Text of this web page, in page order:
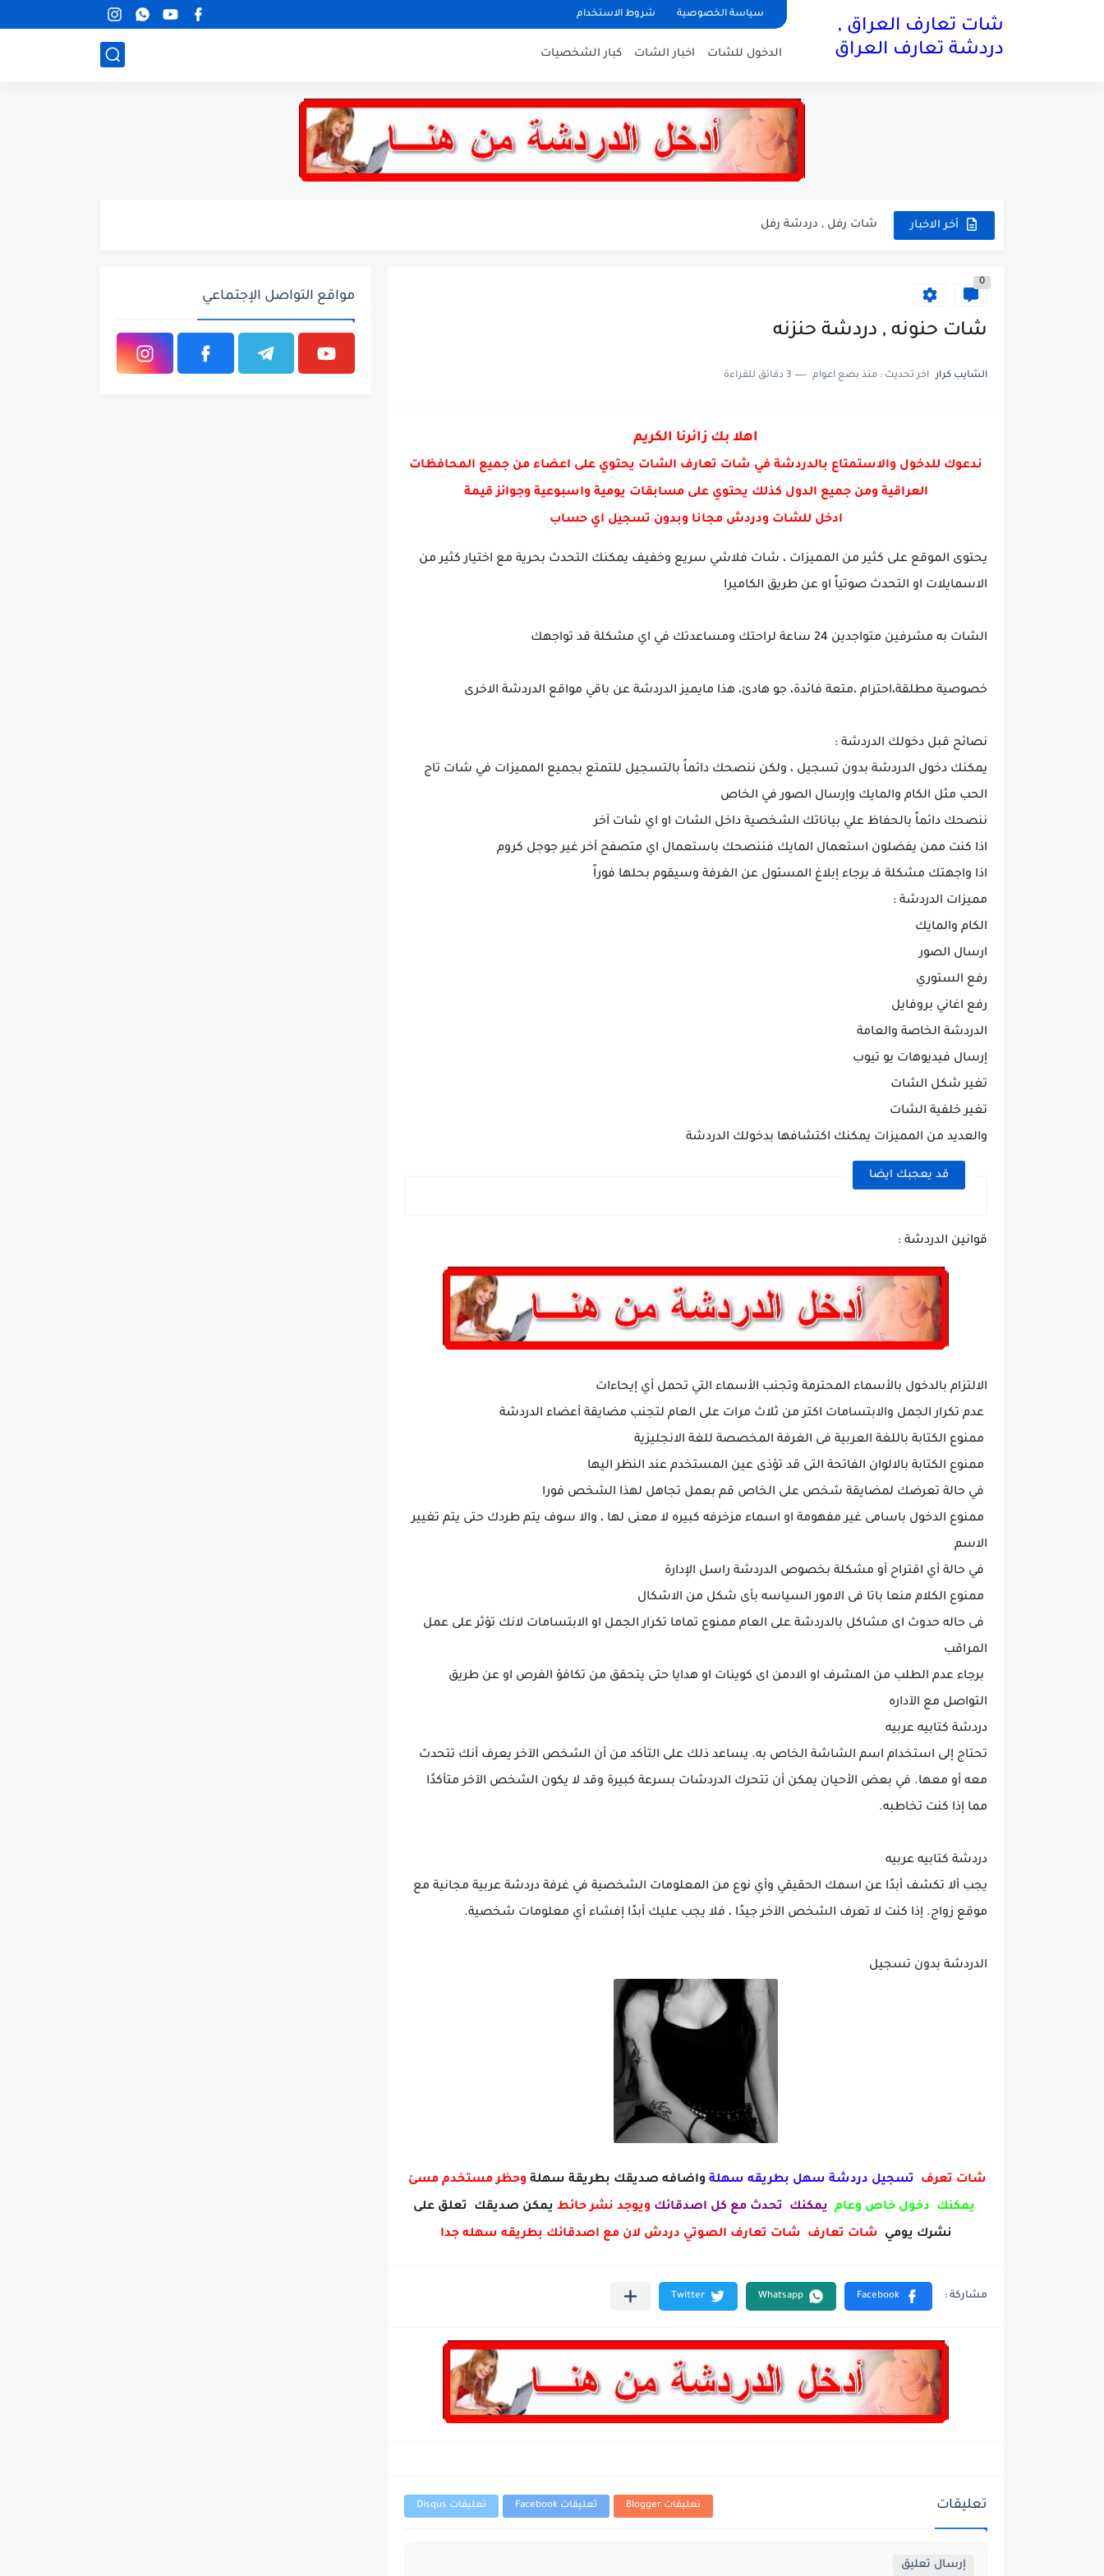
سياسة الخصوصية شروط الاستخدام
شات تعارف العراق ,
دردشة تعارف العراق
الدخول للشات اخبار الشات كبار الشخصيات
أخر الاخبار
شات بنات ستايل , دردشة بنات ستايل
شات رفل , دردشة رفل
شات ساره , دردشة ساره
شات رفيف دردشة رفيف
0
شات حنونه , دردشة حنزنه
الشايب كرار اخر تحديث : منذ بضع اعوام 3 دقائق للقراءة
اهلا بك زائرنا الكريم
ندعوك للدخول والاستمتاع بالدردشة في شات تعارف الشات يحتوي على اعضاء من جميع المحافظات
العراقية ومن جميع الدول كذلك يحتوي على مسابقات يومية واسبوعية وجوائز قيمة
ادخل للشات ودردش مجانا وبدون تسجيل اي حساب
يحتوى الموقع على كثير من المميزات ، شات فلاشي سريع وخفيف يمكنك التحدث بحرية مع اختيار كثير من
الاسمايلات او التحدث صوتياً او عن طريق الكاميرا
الشات به مشرفين متواجدين 24 ساعة لراحتك ومساعدتك في اي مشكلة قد تواجهك
خصوصية مطلقة،احترام ،متعة فائدة، جو هادئ، هذا مايميز الدردشة عن باقي مواقع الدردشة الاخرى
نصائح قبل دخولك الدردشة :
يمكنك دخول الدردشة بدون تسجيل ، ولكن ننصحك دائماً بالتسجيل للتمتع بجميع المميزات في شات تاج
الحب مثل الكام والمايك وإرسال الصور في الخاص
ننصحك دائماً بالحفاظ علي بياناتك الشخصية داخل الشات او اي شات آخر
اذا كنت ممن يفضلون استعمال المايك فننصحك باستعمال اي متصفح آخر غير جوجل كروم
اذا واجهتك مشكلة فـ برجاء إبلاغ المسئول عن الغرفة وسيقوم بحلها فوراً
مميزات الدردشة :
الكام والمايك
ارسال الصور
رفع الستوري
رفع اغاني بروفايل
الدردشة الخاصة والعامة
إرسال فيديوهات يو تيوب
تغير شكل الشات
تغير خلفية الشات
والعديد من المميزات يمكنك اكتشافها بدخولك الدردشة
قد يعجبك ايضا
قوانين الدردشة :
الالتزام بالدخول بالأسماء المحترمة وتجنب الأسماء التي تحمل أي إيحاءات
عدم تكرار الجمل والابتسامات اكتر من ثلاث مرات على العام لتجنب مضايقة أعضاء الدردشة
ممنوع الكتابة باللغة العربية فى الغرفة المخصصة للغة الانجليزية
ممنوع الكتابة بالالوان الفاتحة التى قد تؤذى عين المستخدم عند النظر اليها
في حالة تعرضك لمضايقة شخص على الخاص قم بعمل تجاهل لهذا الشخص فورا
ممنوع الدخول باسامى غير مفهومة او اسماء مزخرفه كبيره لا معنى لها ، والا سوف يتم طردك حتى يتم تغيير
الاسم
في حالة أي اقتراح أو مشكلة بخصوص الدردشة راسل الإدارة
ممنوع الكلام منعا باتا فى الامور السياسه بأى شكل من الاشكال
فى حاله حدوث اى مشاكل بالدردشة على العام ممنوع تماما تكرار الجمل او الابتسامات لانك تؤثر على عمل
المراقب
برجاء عدم الطلب من المشرف او الادمن اى كوينات او هدايا حتى يتحقق من تكافؤ الفرص او عن طريق
التواصل مع الآداره
دردشة كتابيه عربيه
تحتاج إلى استخدام اسم الشاشة الخاص به. يساعد ذلك على التأكد من أن الشخص الآخر يعرف أنك تتحدث
معه أو معها. في بعض الأحيان يمكن أن تتحرك الدردشات بسرعة كبيرة وقد لا يكون الشخص الآخر متأكدًا
مما إذا كنت تخاطبه.
دردشة كتابيه عربيه
يجب ألا تكشف أبدًا عن اسمك الحقيقي وأي نوع من المعلومات الشخصية في غرفة دردشة عربية مجانية مع
موقع زواج. إذا كنت لا تعرف الشخص الآخر جيدًا ، فلا يجب عليك أبدًا إفشاء أي معلومات شخصية.
الدردشة بدون تسجيل
شات تعرف تسجيل دردشة سهل بطريقه سهلة واضافه صديقك بطريقة سهلة وحظر مستخدم مسئ
يمكنك دخول خاص وعام يمكنك تحدث مع كل اصدقائك ويوجد نشر حائط يمكن صديقك تعلق على
نشرك يومي شات تعارف شات تعارف الصوتي دردش لان مع اصدقائك بطريقه سهله جدا
تعليقات تعليقات Blogger تعليقات Facebook تعليقات Disqus
إرسال تعليق
مواقع التواصل الإجتماعي